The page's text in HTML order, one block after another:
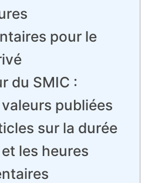
pour le
du SMIC :
publiées
sur la durée
les heures